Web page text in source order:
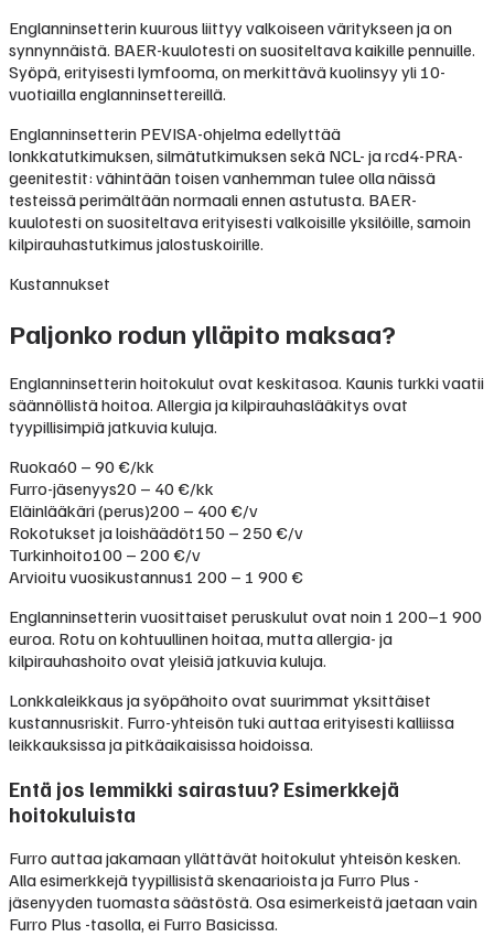
Englanninsetterin kuurous liittyy valkoiseen väritykseen ja on
synnynnäistä. BAER-kuulotesti on suositeltava kaikille pennuille.
Syöpä, erityisesti lymfooma, on merkittävä kuolinsyy yli 10-
vuotiailla englanninsettereillä.
Englanninsetterin PEVISA-ohjelma edellyttää
lonkkatutkimuksen, silmätutkimuksen sekä NCL- ja rcd4-PRA-
geenitestit: vähintään toisen vanhemman tulee olla näissä
testeissä perimältään normaali ennen astutusta. BAER-
kuulotesti on suositeltava erityisesti valkoisille yksilöille, samoin
kilpirauhastutkimus jalostuskoirille.
Kustannukset
Paljonko rodun ylläpito maksaa?
Englanninsetterin hoitokulut ovat keskitasoa. Kaunis turkki vaatii
säännöllistä hoitoa. Allergia ja kilpirauhaslääkitys ovat
tyypillisimpiä jatkuvia kuluja.
Ruoka60 – 90 €/kk
Furro-jäsenyys20 – 40 €/kk
Eläinlääkäri (perus)200 – 400 €/v
Rokotukset ja loishäädöt150 – 250 €/v
Turkinhoito100 – 200 €/v
Arvioitu vuosikustannus1 200 – 1 900 €
Englanninsetterin vuosittaiset peruskulut ovat noin 1 200–1 900
euroa. Rotu on kohtuullinen hoitaa, mutta allergia- ja
kilpirauhashoito ovat yleisiä jatkuvia kuluja.
Lonkkaleikkaus ja syöpähoito ovat suurimmat yksittäiset
kustannusriskit. Furro-yhteisön tuki auttaa erityisesti kalliissa
leikkauksissa ja pitkäaikaisissa hoidoissa.
Entä jos lemmikki sairastuu? Esimerkkejä
hoitokuluista
Furro auttaa jakamaan yllättävät hoitokulut yhteisön kesken.
Alla esimerkkejä tyypillisistä skenaarioista ja Furro Plus -
jäsenyyden tuomasta säästöstä. Osa esimerkeistä jaetaan vain
Furro Plus -tasolla, ei Furro Basicissa.